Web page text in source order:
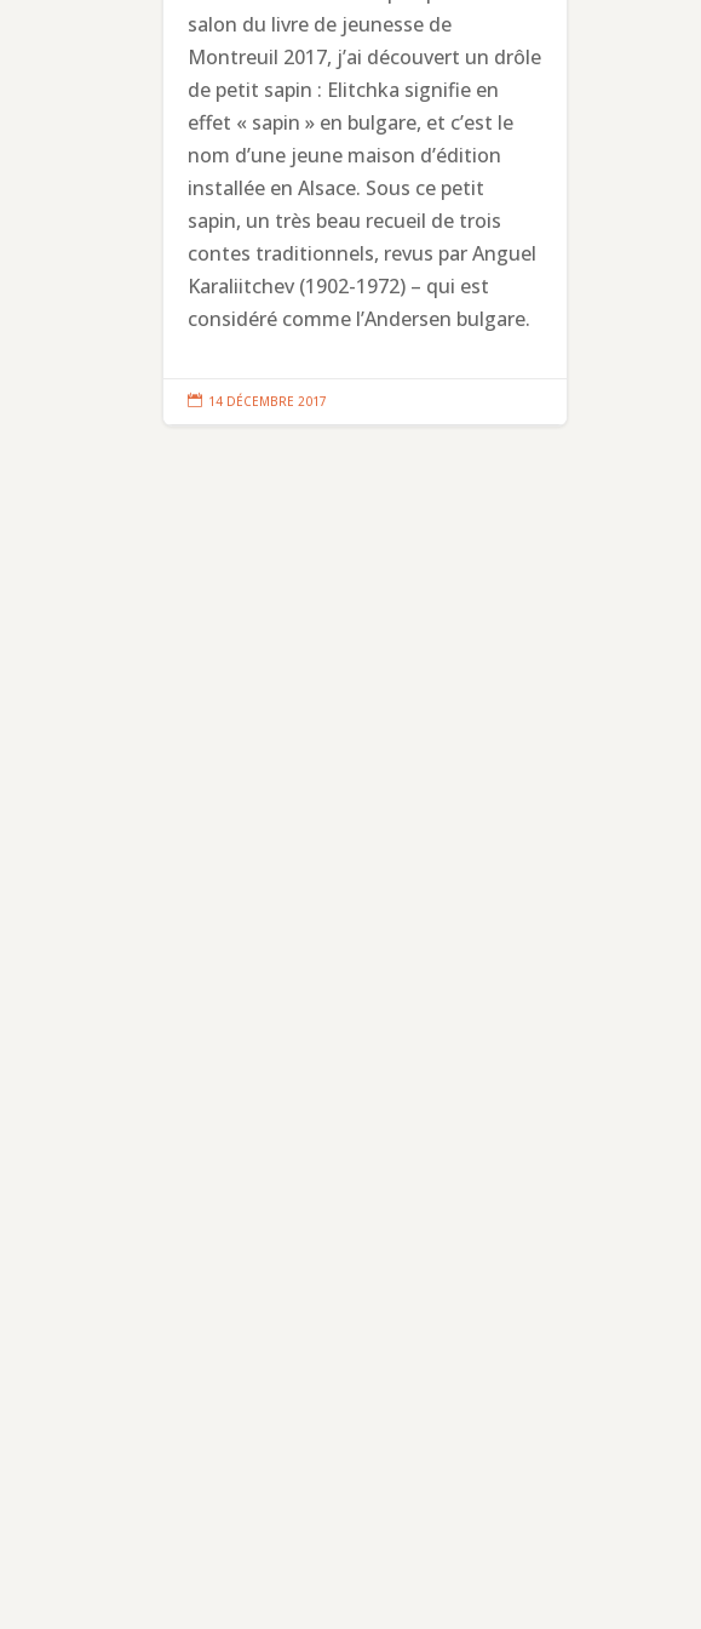
salon du livre de jeunesse de
Montreuil 2017, j’ai découvert un drôle
de petit sapin : Elitchka signifie en
effet « sapin » en bulgare, et c’est le
nom d’une jeune maison d’édition
installée en Alsace. Sous ce petit
sapin, un très beau recueil de trois
contes traditionnels, revus par Anguel
Karaliitchev (1902-1972) – qui est
considéré comme l’Andersen bulgare.
 14 DÉCEMBRE 2017